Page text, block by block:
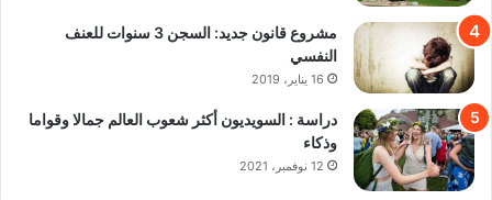
مشروع قانون جديد: السجن 3 سنوات للعنف
النفسي
16 يناير، 2019
دراسة : السويديون أكثر شعوب العالم جمالا وقواما
وذكاء
12 نوفمبر، 2021